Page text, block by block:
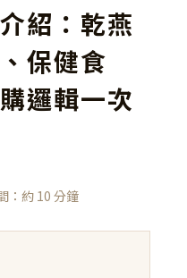
紹：乾燕
保健食
邏輯一次
：約 10 分鐘